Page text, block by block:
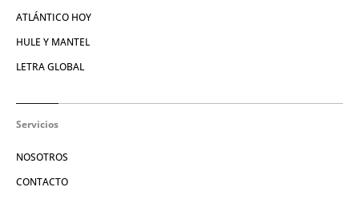
ATLÁNTICO HOY
HULE Y MANTEL
LETRA GLOBAL
Servicios
NOSOTROS
CONTACTO